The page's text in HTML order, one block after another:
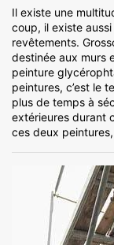
Il existe une
coup, il existe
revêtements.
destinée aux murs
peinture
peintures, c’est le
plus de temps à
extérieures durant
ces deux